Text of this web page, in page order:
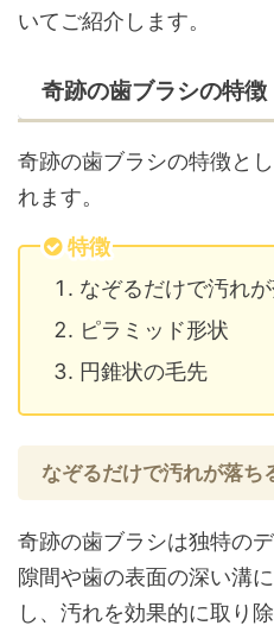
いてご紹介します。
奇跡の歯ブラシの特徴
奇跡の歯ブラシの特徴と
れます。
特徴
なぞるだけで汚れ
ピラミッド形状
円錐状の毛先
なぞるだけで汚れが落ち
奇跡の歯ブラシは独特の
隙間や歯の表面の深い溝
し、汚れを効果的に取り除